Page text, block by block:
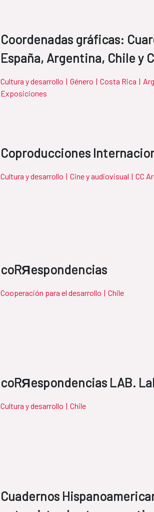
Coordenadas gráficas:
España, Argentina, Chile y
Cultura y desarrollo | Género | Costa Rica |
Exposiciones
Coproducciones
Cultura y desarrollo | Cine y audiovisual | CC
coRЯespondencias
Cooperación para el desarrollo | Chile
coRЯespondencias LAB.
Cultura y desarrollo | Chile
Cuadernos